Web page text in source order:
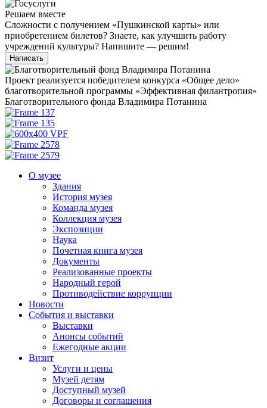
Решаем вместе
Сложности с получением «Пушкинской карты» или
приобретением билетов? Знаете, как улучшить работу
учреждений культуры? Напишите — решим!
Написать
Проект реализуется победителем конкурса «Общее дело»
благотворительной программы «Эффективная филантропия»
Благотворительного фонда Владимира Потанина
О музее
Здания
История музея
Команда музея
Коллекция музея
Экспозиции
Наука
Почетная книга музея
Документы
Реализованные проекты
Народный герой
Противодействие коррупции
Новости
События и выставки
Выставки
Анонсы событий
Ежегодные акции
Визит
Услуги и цены
Музей детям
Доступный музей
Договоры и соглашения